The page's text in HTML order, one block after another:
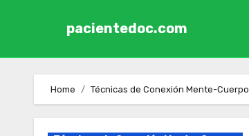
pacientedoc.com
Home Técnicas de Conexión Mente-Cuerpo